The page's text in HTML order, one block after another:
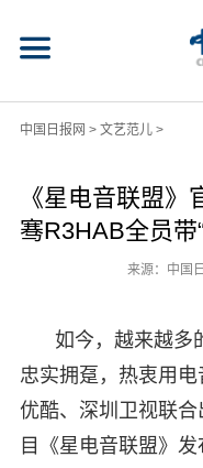
中国日报网 > 文艺范儿>
《星电音联盟
骞R3HAB全员带
来源：中国
如今，越来越多
忠实拥趸，热衷用电
优酷、深圳卫视联
目《星电音联盟》